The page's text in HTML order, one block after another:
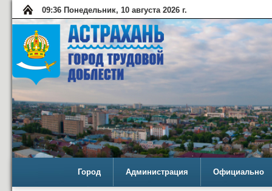
09:36 Понедельник, 10 августа 2026 г.
Город Администрация Официально